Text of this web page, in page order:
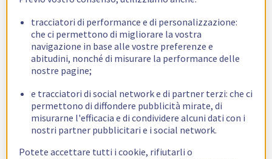
tracciatori di performance e di personalizzazione:
che ci permettono di migliorare la vostra
navigazione in base alle vostre preferenze e
abitudini, nonché di misurare la performance delle
nostre pagine;
e tracciatori di social network e di partner terzi: che ci
permettono di diffondere pubblicità mirate, di
misurarne l'efficacia e di condividere alcuni dati con i
nostri partner pubblicitari e i social network.
Potete accettare tutti i cookie, rifiutarli o